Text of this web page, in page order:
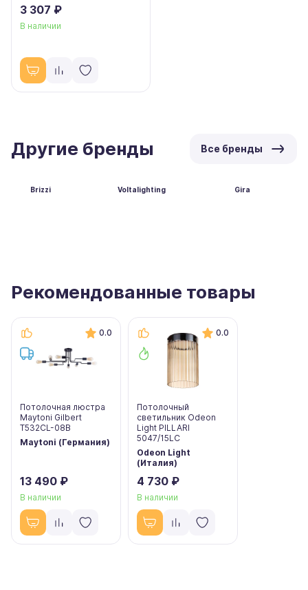
3 307 ₽
В наличии
Другие бренды Все бренды
Brizzi Voltalighting Gira
Рекомендованные товары
0.0
Потолочная люстра
Maytoni Gilbert
T532CL-08B
Maytoni (Германия)
13 490 ₽
В наличии
0.0
Потолочный
светильник Odeon
Light PILLARI
5047/15LC
Odeon Light
(Италия)
4 730 ₽
В наличии